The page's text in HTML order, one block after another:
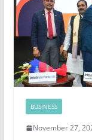
BUSINESS
November 27,